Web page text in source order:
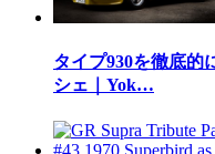
タイプ930を徹底的
シェ｜Yok…